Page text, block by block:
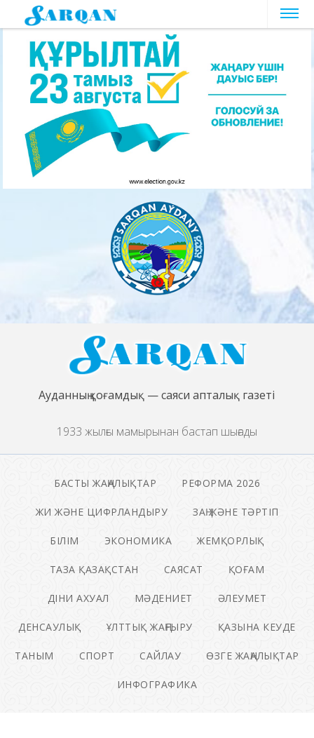
Ауданның қоғамдық — саяси апталық газеті
1933 жылғы мамырынан бастап шығады
БАСТЫ ЖАҢАЛЫҚТАР РЕФОРМА 2026
ЖИ ЖӘНЕ ЦИФРЛАНДЫРУ ЗАҢ ЖӘНЕ ТӘРТІП
БІЛІМ ЭКОНОМИКА ЖЕМҚОРЛЫҚ
ТАЗА ҚАЗАҚСТАН САЯСАТ ҚОҒАМ
ДІНИ АХУАЛ МӘДЕНИЕТ ӘЛЕУМЕТ
ДЕНСАУЛЫҚ ҰЛТТЫҚ ЖАҢҒЫРУ ҚАЗЫНА КЕУДЕ
ТАНЫМ СПОРТ САЙЛАУ ӨЗГЕ ЖАҢАЛЫҚТАР
ИНФОГРАФИКА